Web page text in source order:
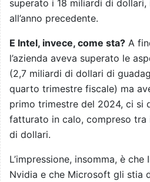
superato i 18 miliardi di
all’anno precedente.
E Intel, invece, come sta? A
l’azienda aveva superato le
(2,7 miliardi di dollari di
quarto trimestre fiscale) ma
primo trimestre del 2024, ci si
fatturato in calo, compreso tra
di dollari.
L’impressione, insomma, è
Nvidia e che Microsoft gli stia